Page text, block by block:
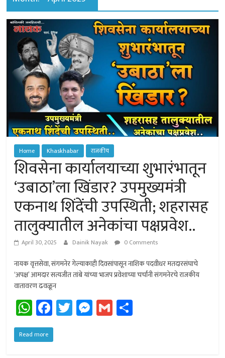
of
Sangamner
Home Khaskhabar राजकीय
शिवसेना कार्यालयाच्या शुभारंभातून
‘उबाठा’ला खिंडार? उपमुख्यमंत्री
एकनाथ शिंदेंची उपस्थिती; शहरासह
तालुक्यातील अनेकांचा पक्षप्रवेश..
April 30, 2025 Dainik Nayak 0 Comments
नायक वृत्तसेवा, संगमनेर गेल्याकाही दिवसांपासून नाशिक पदवीधर मतदारसंघाचे
‘अपक्ष’ आमदार सत्यजीत तांबे यांच्या भाजप प्रवेशाच्या चर्चांनी संगमनेरचे राजकीय
वातावरण ढवळून
W
h
at
Fa
ce
b
T
wi
M
es
G
m
Read more